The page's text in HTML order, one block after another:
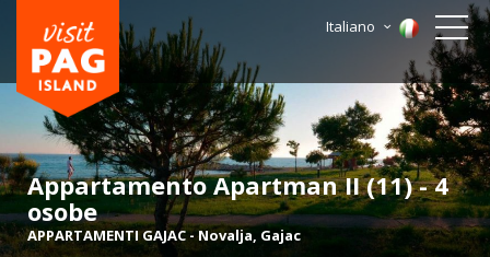
Italiano
Appartamento Apartman II (11) - 4
osobe
APPARTAMENTI GAJAC- Novalja, Gajac